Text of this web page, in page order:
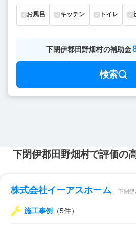
お風呂 キッチン トイレ
下閉伊郡田野畑村の補助金
検索
下閉伊郡田野畑村で評価の
株式会社イーアスホーム 下閉
施工事例 （5件）